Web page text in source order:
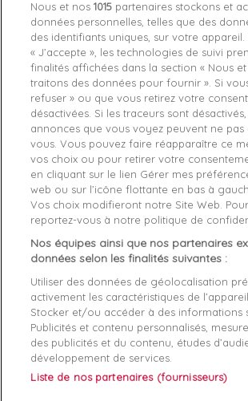
Caractéristiques
Détails du produit Fabriquant
Référence PICRO-BLACK M
Fiche technique
Couleur Noir
Matière Synthétique
Genre Femme
Rayon Vetement
Démarque 50 %
Nous et nos1015 partenaires stockons et
données personnelles, telles que des
des identifiants uniques, sur votre appareil.
« J’accepte », les technologies de suivi
finalités affichées dans la section « Nous
traitons des données pour fournir ». Si
refuser » ou que vous retirez votre
désactivées. Si les traceurs sont
annonces que vous voyez peuvent ne pas
vous. Vous pouvez faire réapparaître ce
vos choix ou pour retirer votre
en cliquant sur le lien Gérer mes
web ou sur l’icône flottante en bas à
Vos choix modifieront notre Site Web. Pour
reportez-vous à notre politique de
Nos équipes ainsi que nos partenaires
données selon les finalités suivantes :
Utiliser des données de géolocalisation
activement les caractéristiques de
Stocker et/ou accéder à des informations
Publicités et contenu personnalisés,
des publicités et du contenu, études
développement de services.
Liste de nos partenaires (fournisseurs)